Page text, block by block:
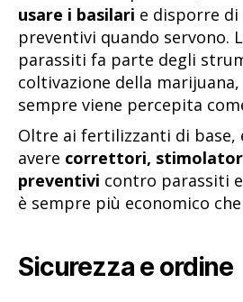
usare i basilari e disporre
preventivi quando servono.
parassiti fa parte degli
coltivazione della marijuana,
sempre viene percepita
Oltre ai fertilizzanti di base,
avere correttori,
preventivi contro parassiti
è sempre più economico
Sicurezza e ordine